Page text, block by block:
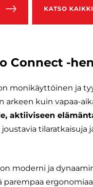
KATSO
Connect -
monikäyttöinen ja
arkeen kuin vapaa-
aktiiviseen
tilaratkaisuja
moderni ja